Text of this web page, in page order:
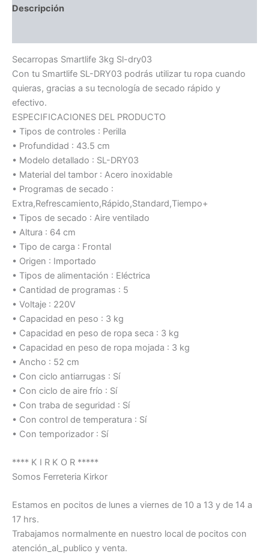
Descripción
Secarropas Smartlife 3kg Sl-dry03
Con tu Smartlife SL-DRY03 podrás utilizar tu ropa cuando
quieras, gracias a su tecnología de secado rápido y
efectivo.
ESPECIFICACIONES DEL PRODUCTO
• Tipos de controles : Perilla
• Profundidad : 43.5 cm
• Modelo detallado : SL-DRY03
• Material del tambor : Acero inoxidable
• Programas de secado :
Extra,Refrescamiento,Rápido,Standard,Tiempo+
• Tipos de secado : Aire ventilado
• Altura : 64 cm
• Tipo de carga : Frontal
• Origen : Importado
• Tipos de alimentación : Eléctrica
• Cantidad de programas : 5
• Voltaje : 220V
• Capacidad en peso : 3 kg
• Capacidad en peso de ropa seca : 3 kg
• Capacidad en peso de ropa mojada : 3 kg
• Ancho : 52 cm
• Con ciclo antiarrugas : Sí
• Con ciclo de aire frío : Sí
• Con traba de seguridad : Sí
• Con control de temperatura : Sí
• Con temporizador : Sí
**** K I R K O R *****
Somos Ferreteria Kirkor
Estamos en pocitos de lunes a viernes de 10 a 13 y de 14 a
17 hrs.
Trabajamos normalmente en nuestro local de pocitos con
atención_al_publico y venta.